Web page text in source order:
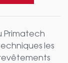
Primatech
les